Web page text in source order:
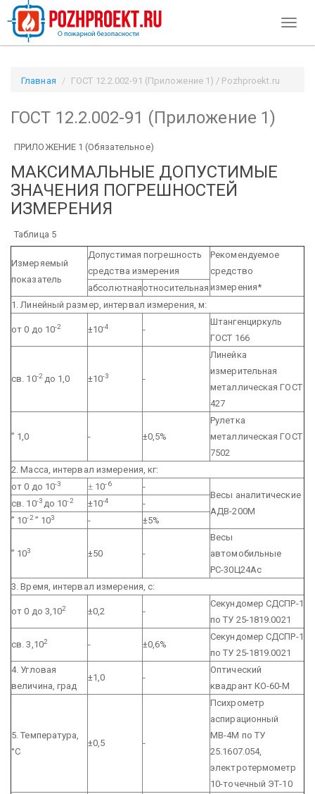
Главная ГОСТ 12.2.002-91 (Приложение 1) / Pozhproekt.ru
ГОСТ 12.2.002-91 (Приложение 1)
ПРИЛОЖЕНИЕ 1 (Обязательное)
МАКСИМАЛЬНЫЕ ДОПУСТИМЫЕ
ЗНАЧЕНИЯ ПОГРЕШНОСТЕЙ
ИЗМЕРЕНИЯ
Таблица 5
Измеряемый
показатель
Допустимая погрешность
средства измерения
Рекомендуемое
средство
измерения*
абсолютная относительная
1. Линейный размер, интервал измерения, м:
от 0 до 10-2 ±10-4 -
Штангенциркуль
ГОСТ 166
св. 10-2до 1,0 ±10-3 -
Линейка
измерительная
металлическая ГОСТ
427
” 1,0 - ±0,5%
Рулетка
металлическая ГОСТ
7502
2. Масса, интервал измерения, кг:
от 0 до 10-3 ± 10-6
-
Весы аналитические
АДВ-200М
св. 10-3 до 10-2 ±10-4
-
” 10-2” 103 - ±5%
” 103 ±50 -
Весы
автомобильные
РС-30Ц24Ас
3. Время, интервал измерения, с:
от 0 до 3,102 ±0,2 -
Секундомер СДСПР-1
по ТУ 25-1819.0021
св. 3,102 - ±0,6%
Секундомер СДСПР-1
по ТУ 25-1819.0021
4. Угловая
величина, град
±1,0 -
Оптический
квадрант КО-60-М
5. Температура,
°С
±0,5 -
Психрометр
аспирационный
МВ-4М по ТУ
25.1607.054,
электротермометр
10-точечный ЭТ-10